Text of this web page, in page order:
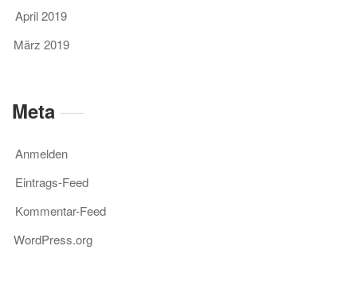
April 2019
März 2019
Meta
Anmelden
Eintrags-Feed
Kommentar-Feed
WordPress.org